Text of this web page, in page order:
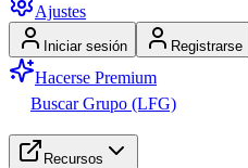
Ajustes
Iniciar sesión Registrarse
Hacerse Premium
Buscar Grupo (LFG)
Recursos